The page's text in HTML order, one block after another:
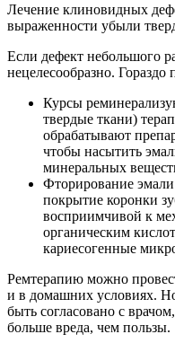
Лечение клиновидных
выраженности убыли
Если дефект небольшого
нецелесообразно. Гораздо
Курсы
твердые ткани)
обрабатывают
чтобы насытить
минеральных
Фторирование эмали
покрытие коронки
восприимчивой к
органическим
кариесогенные
Ремтерапию можно
и в домашних условиях.
быть согласовано с
больше вреда, чем пользы.